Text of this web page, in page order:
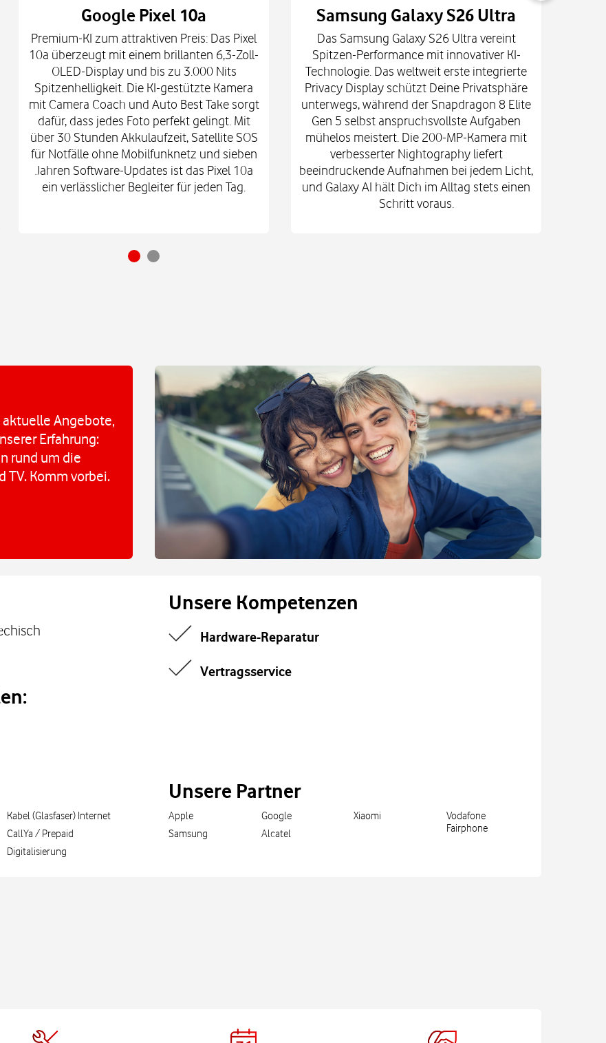
Google Pixel 10a
Premium-KI zum attraktiven Preis: Das Pixel
10a überzeugt mit einem brillanten 6,3-Zoll-
OLED-Display und bis zu 3.000 Nits
Spitzenhelligkeit. Die KI-gestützte Kamera
mit Camera Coach und Auto Best Take sorgt
dafür, dass jedes Foto perfekt gelingt. Mit
über 30 Stunden Akkulaufzeit, Satellite SOS
für Notfälle ohne Mobilfunknetz und sieben
Jahren Software-Updates ist das Pixel 10a
ein verlässlicher Begleiter für jeden Tag.
Samsung Galaxy S26 Ultra
Das Samsung Galaxy S26 Ultra vereint
Spitzen-Performance mit innovativer KI-
Technologie. Das weltweit erste integrierte
Privacy Display schützt Deine Privatsphäre
unterwegs, während der Snapdragon 8 Elite
Gen 5 selbst anspruchsvollste Aufgaben
mühelos meistert. Die 200-MP-Kamera mit
verbesserter Nightography liefert
beeindruckende Aufnahmen bei jedem Licht,
und Galaxy AI hält Dich im Alltag stets einen
Schritt voraus.
aktuelle Angebote,
Erfahrung:
rund um die
TV. Komm vorbei.
Unsere Kompetenzen
Hardware-Reparatur
Vertragsservice
Kabel (Glasfaser) Internet
CallYa / Prepaid
Digitalisierung
Unsere Partner
Apple
Samsung
Google
Alcatel
Xiaomi
Vodafone
Fairphone